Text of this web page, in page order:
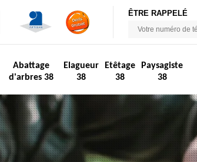
ÊTRE RAPPELÉ
Abattage
d'arbres 38
Elagueur
38
Etêtage
38
Paysagiste
38